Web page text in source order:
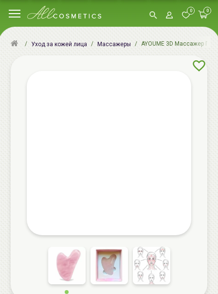
0 0
Уход за кожей лица Массажеры AYOUME 3D Массажер